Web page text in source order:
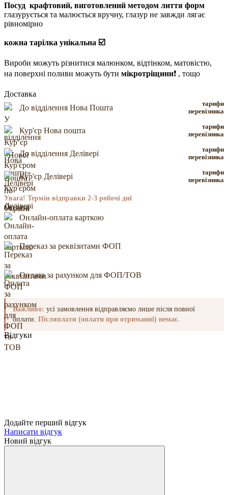
Посуд крафтовий, виготовлений методом лиття форм
глазурується та малюється вручну, глазур не завжди лягає
рівномірно
кожна тарілка унікальна ☑️
Вироби можуть різнитися малюнком, відтінком, матовістю,
на поверхні поливи можуть бути мікротріщини❗️ , тощо
Доставка
До відділення Нова Пошта
тарифи
перевізника
Кур'єр Нова пошта
тарифи
перевізника
До відділення Делівері
тарифи
перевізника
Кур'єр Делівері
тарифи
перевізника
Увага! Термін відправки 2-3 робочі дні
Оплата
Онлайн-оплата карткою
Переказ за реквізитами ФОП
Оплата за рахунком для ФОП/ТОВ
Важливо: усі замовлення відправляємо лише після повної
оплати. Післяплати (оплати при отриманні) немає.
Відгуки
Додайте перший відгук
Написати відгук
Новий відгук